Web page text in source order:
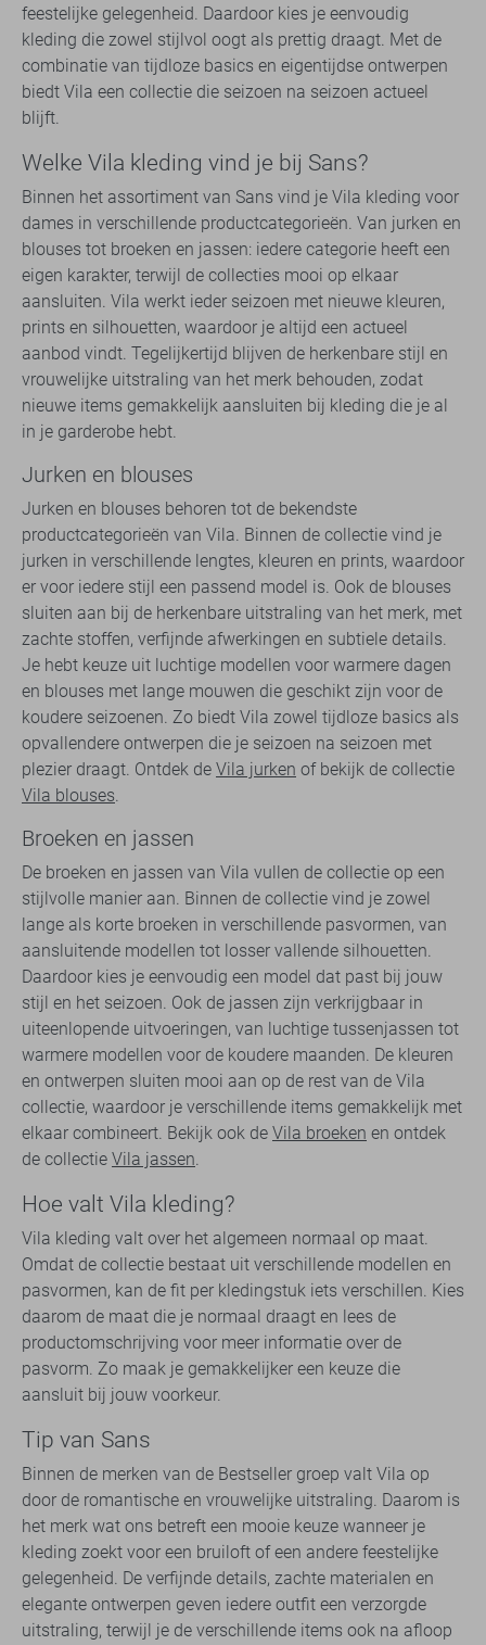
feestelijke gelegenheid. Daardoor kies je eenvoudig
kleding die zowel stijlvol oogt als prettig draagt. Met de
combinatie van tijdloze basics en eigentijdse ontwerpen
biedt Vila een collectie die seizoen na seizoen actueel
blijft.
Welke Vila kleding vind je bij Sans?
Binnen het assortiment van Sans vind je Vila kleding voor
dames in verschillende productcategorieën. Van jurken en
blouses tot broeken en jassen: iedere categorie heeft een
eigen karakter, terwijl de collecties mooi op elkaar
aansluiten. Vila werkt ieder seizoen met nieuwe kleuren,
prints en silhouetten, waardoor je altijd een actueel
aanbod vindt. Tegelijkertijd blijven de herkenbare stijl en
vrouwelijke uitstraling van het merk behouden, zodat
nieuwe items gemakkelijk aansluiten bij kleding die je al
in je garderobe hebt.
Jurken en blouses
Jurken en blouses behoren tot de bekendste
productcategorieën van Vila. Binnen de collectie vind je
jurken in verschillende lengtes, kleuren en prints, waardoor
er voor iedere stijl een passend model is. Ook de blouses
sluiten aan bij de herkenbare uitstraling van het merk, met
zachte stoffen, verfijnde afwerkingen en subtiele details.
Je hebt keuze uit luchtige modellen voor warmere dagen
en blouses met lange mouwen die geschikt zijn voor de
koudere seizoenen. Zo biedt Vila zowel tijdloze basics als
opvallendere ontwerpen die je seizoen na seizoen met
plezier draagt. Ontdek de Vila jurken of bekijk de collectie
Vila blouses.
Broeken en jassen
De broeken en jassen van Vila vullen de collectie op een
stijlvolle manier aan. Binnen de collectie vind je zowel
lange als korte broeken in verschillende pasvormen, van
aansluitende modellen tot losser vallende silhouetten.
Daardoor kies je eenvoudig een model dat past bij jouw
stijl en het seizoen. Ook de jassen zijn verkrijgbaar in
uiteenlopende uitvoeringen, van luchtige tussenjassen tot
warmere modellen voor de koudere maanden. De kleuren
en ontwerpen sluiten mooi aan op de rest van de Vila
collectie, waardoor je verschillende items gemakkelijk met
elkaar combineert. Bekijk ook de Vila broeken en ontdek
de collectie Vila jassen.
Hoe valt Vila kleding?
Vila kleding valt over het algemeen normaal op maat.
Omdat de collectie bestaat uit verschillende modellen en
pasvormen, kan de fit per kledingstuk iets verschillen. Kies
daarom de maat die je normaal draagt en lees de
productomschrijving voor meer informatie over de
pasvorm. Zo maak je gemakkelijker een keuze die
aansluit bij jouw voorkeur.
Tip van Sans
Binnen de merken van de Bestseller groep valt Vila op
door de romantische en vrouwelijke uitstraling. Daarom is
het merk wat ons betreft een mooie keuze wanneer je
kleding zoekt voor een bruiloft of een andere feestelijke
gelegenheid. De verfijnde details, zachte materialen en
elegante ontwerpen geven iedere outfit een verzorgde
uitstraling, terwijl je de verschillende items ook na afloop